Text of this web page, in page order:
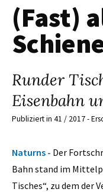
(Fast)
Runder
Eisenbahn
Publiziert in 41 / 2017 -
Naturns - Der
Bahn stand im
Tisches“, zu dem der